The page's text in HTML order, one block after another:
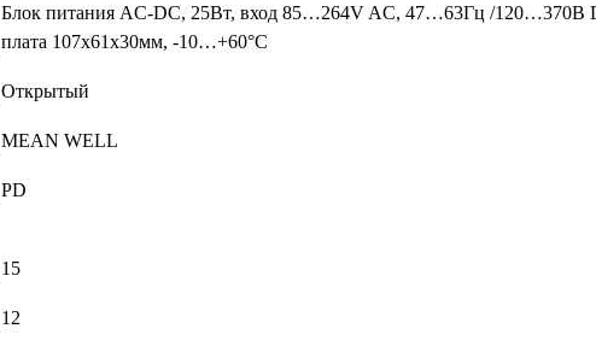
Блок питания AC-DC, 25Вт, вход 85…264V AC, 47…63Гц /
плата 107х61х30мм, -10…+60°С
Открытый
MEAN WELL
PD
15
12